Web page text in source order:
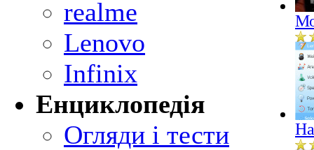
realme
Lenovo
Infinix
Енциклопедія
Огляди і тести